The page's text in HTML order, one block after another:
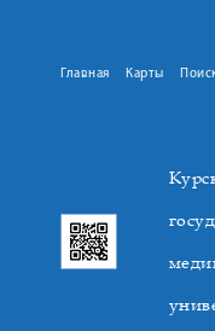
Главная Карты